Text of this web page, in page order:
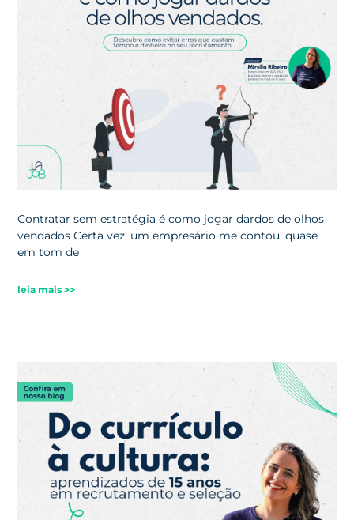
Contratar sem estratégia é como jogar dardos de olhos
vendados Certa vez, um empresário me contou, quase
em tom de
leia mais >>